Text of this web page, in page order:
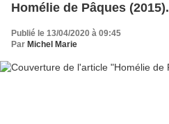
Homélie de Pâques (2015).
Publié le 13/04/2020 à 09:45
Par Michel Marie